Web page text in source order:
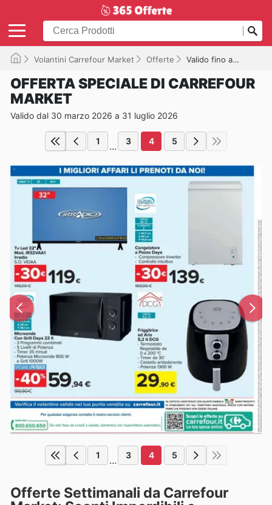
Volantini Carrefour Market Offerte Valido fino a 31/07/2026
OFFERTA SPECIALE DI CARREFOUR
MARKET
Valido dal 30 marzo 2026 a 31 luglio 2026
1 ... 3 4 5
1 ... 3 4 5
Offerte Settimanali da Carrefour